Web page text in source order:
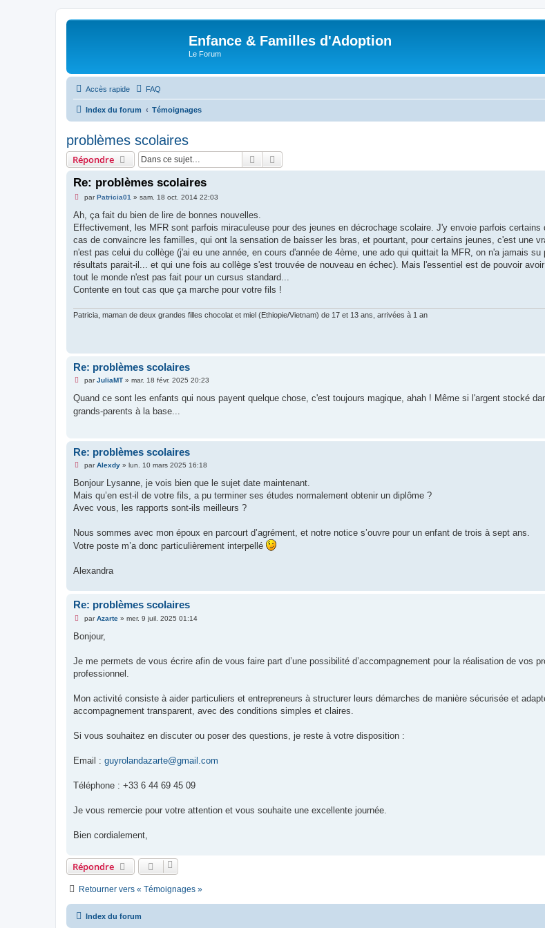
Enfance & Familles d'Adoption
Le Forum
Accès rapide FAQ
Index du forum Témoignages
problèmes scolaires
Répondre Rechercher
Re: problèmes scolaires
M
s
a
g
n
o
l
u
parPatricia01 » sam. 18 oct. 2014 22:03
Ah, ça fait du bien de lire de bonnes nouvelles.
Effectivement, les MFR sont parfois miraculeuse pour des jeunes en décrochage scolaire. J'y envoie parfois
cas de convaincre les familles, qui ont la sensation de baisser les bras, et pourtant, pour certains jeunes, c'est une
n'est pas celui du collège (j'ai eu une année, en cours d'année de 4ème, une ado qui quittait la MFR, on n'a jamais
résultats parait-il... et qui une fois au collège s'est trouvée de nouveau en échec). Mais l'essentiel est de pouvoir
tout le monde n'est pas fait pour un cursus standard...
Contente en tout cas que ça marche pour votre fils !
Patricia, maman de deux grandes filles chocolat et miel (Ethiopie/Vietnam) de 17 et 13 ans, arrivées à 1 an
Re: problèmes scolaires
M
s
a
n
u
parJuliaMT» mar. 18 févr. 2025 20:23
Quand ce sont les enfants qui nous payent quelque chose, c'est toujours magique, ahah ! Même si l'argent stocké
grands-parents à la base...
Re: problèmes scolaires
M
s
a
g
o
l
parAlexdy» lun. 10 mars 2025 16:18
Bonjour Lysanne, je vois bien que le sujet date maintenant.
Mais qu’en est-il de votre fils, a pu terminer ses études normalement obtenir un diplôme ?
Avec vous, les rapports sont-ils meilleurs ?
Nous sommes avec mon époux en parcourt d’agrément, et notre notice s’ouvre pour un enfant de trois à sept ans.
Votre poste m’a donc particulièrement interpellé
Alexandra
Re: problèmes scolaires
M
s
g
n
l
u
parAzarte» mer. 9 juil. 2025 01:14
Bonjour,
Je me permets de vous écrire afin de vous faire part d’une possibilité d’accompagnement pour la réalisation de vos
professionnel.
Mon activité consiste à aider particuliers et entrepreneurs à structurer leurs démarches de manière sécurisée et
accompagnement transparent, avec des conditions simples et claires.
Si vous souhaitez en discuter ou poser des questions, je reste à votre disposition :
Email : guyrolandazarte@gmail.com
Téléphone : +33 6 44 69 45 09
Je vous remercie pour votre attention et vous souhaite une excellente journée.
Bien cordialement,
Répondre
Retourner vers « Témoignages »
Index du forum